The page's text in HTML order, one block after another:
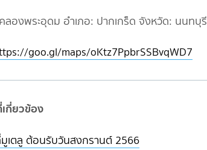
องพระอุดม อำเภอ: ปากเกร็ด จังหวัด: นนทบุรี
goo.gl/maps/oKtz7PpbrSSBvqWD7
กี่ยวข้อง
เตลู ต้อนรับวันสงกรานต์ 2566